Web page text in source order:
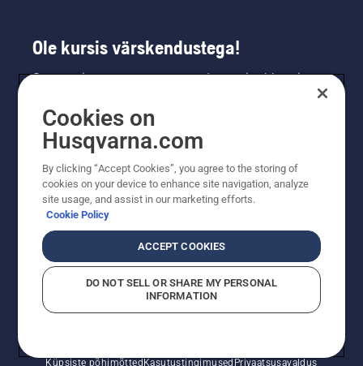
Ole kursis värskendustega!
Saa uusimat teavet uute toodete, eripakkumiste
saamiseks siin.
Küpsiste põhimõttedKasutustingimused Privaatsusavaldus
Cookies on
Husqvarna.com
By clicking “Accept Cookies”, you agree to the storing of
cookies on your device to enhance site navigation, analyze
site usage, and assist in our marketing efforts.
Cookie Policy
ACCEPT COOKIES
DO NOT SELL OR SHARE MY PERSONAL
INFORMATION